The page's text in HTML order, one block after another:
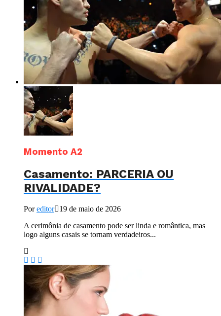
Momento A2
Casamento: PARCERIA OU
RIVALIDADE?
Poreditor
19 de maio de 2026
A cerimônia de casamento pode ser linda e romântica, mas
logo alguns casais se tornam verdadeiros...